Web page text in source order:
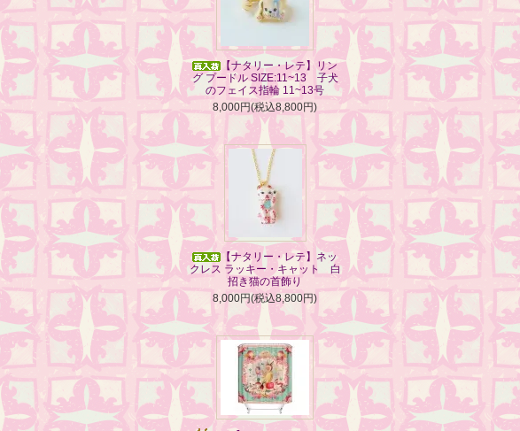
【ナタリー・レテ】リン
グ プードル SIZE:11~13 子犬
のフェイス指輪 11~13号
8,000円(税込8,800円)
【ナタリー・レテ】ネッ
クレス ラッキー・キャット 白
招き猫の首飾り
8,000円(税込8,800円)